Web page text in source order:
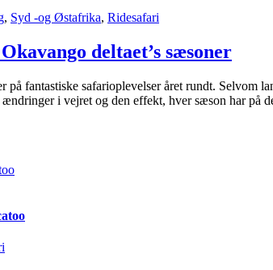
, Syd -og Østafrika, Ridesafari
deltaet’s sæsoner
på fantastiske safarioplevelser året rundt. Selvom
i vejret og den effekt, hver sæson har på